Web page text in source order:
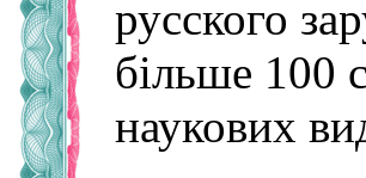
русского
більше 100
наукових